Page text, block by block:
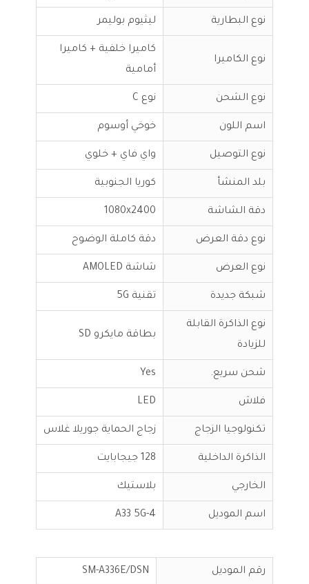
نوع البطارية ليثيوم بوليمر
نوع الكاميرا
كاميرا خلفية + كاميرا
أمامية
نوع الشحن نوع C
اسم اللون خوخي أوسوم
نوع التوصيل واي فاي + خلوي
بلد المنشأ كوريا الجنوبية
دقة الشاشة 1080x2400
نوع دقة العرض دقة كاملة الوضوح
نوع العرض شاشة AMOLED
شبكة جديدة تقنية 5G
نوع الذاكرة القابلة
للزيادة
بطاقة مايكرو SD
شحن سريع. Yes
فلاش LED
تكنولوجيا الزجاج زجاج الحماية جوريلا غلاس
الذاكرة الداخلية 128 جيجابايت
الخارجي بلاستيك
اسم الموديل A33 5G-4
رقم الموديل SM-A336E/DSN